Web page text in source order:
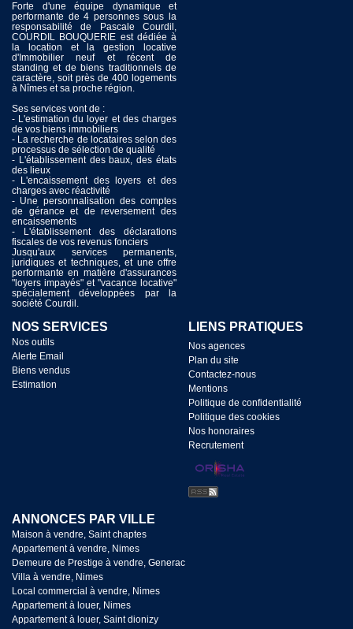
Forte d'une équipe dynamique et
performante de 4 personnes sous la
responsabilité de Pascale Courdil,
COURDIL BOUQUERIE est dédiée à
la location et la gestion locative
d'Immobilier neuf et récent de
standing et de biens traditionnels de
caractère, soit près de 400 logements
à Nîmes et sa proche région.
Ses services vont de :
- L'estimation du loyer et des charges
de vos biens immobiliers
- La recherche de locataires selon des
processus de sélection de qualité
- L'établissement des baux, des états
des lieux
- L'encaissement des loyers et des
charges avec réactivité
- Une personnalisation des comptes
de gérance et de reversement des
encaissements
- L'établissement des déclarations
fiscales de vos revenus fonciers
Jusqu'aux services permanents,
juridiques et techniques, et une offre
performante en matière d'assurances
"loyers impayés" et "vacance locative"
spécialement développées par la
société Courdil.
NOS SERVICES
Nos outils
Alerte Email
Biens vendus
Estimation
LIENS PRATIQUES
Nos agences
Plan du site
Contactez-nous
Mentions
Politique de confidentialité
Politique des cookies
Nos honoraires
Recrutement
ANNONCES PAR VILLE
Maison à vendre, Saint chaptes
Appartement à vendre, Nimes
Demeure de Prestige à vendre, Generac
Villa à vendre, Nimes
Local commercial à vendre, Nimes
Appartement à louer, Nimes
Appartement à louer, Saint dionizy